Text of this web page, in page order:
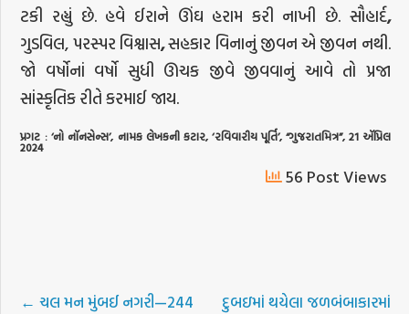
ટકી રહ્યું છે. હવે ઈરાને ઊંઘ હરામ કરી નાખી છે. સૌહાર્દ,
ગુડવિલ, પરસ્પર વિશ્વાસ,સહકાર વિનાનું જીવન એ જીવન નથી.
જો વર્ષોનાં વર્ષો સુધી ઊચક જીવે જીવવાનું આવે તો પ્રજા
સાંસ્કૃતિક રીતે કરમાઈ જાય.
પ્રગટ : ‘નો નૉનસેન્સ’, નામક લેખકની કટાર, ‘રવિવારીય પૂર્તિ’, “ગુજરાતમિત્ર”, 21 ઍપ્રિલ
2024
56 Post Views
← ચલ મન મુંબઈ નગરી—244
દુબઇમાં થયેલા જળબંબાકારમાં